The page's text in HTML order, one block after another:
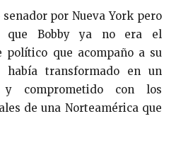
por Nueva York pero
que Bobby ya no era el
que acompaño a su
había transformado en un
y comprometido con los
de una Norteamérica que